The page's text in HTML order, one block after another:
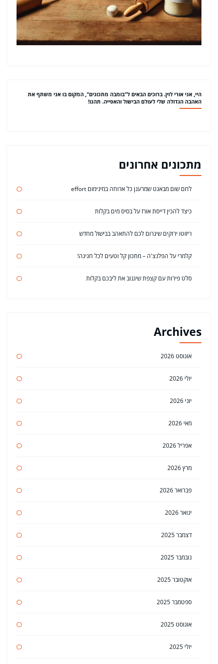
היי, אני אורי לוין. ברוכים הבאים ל"בומבה מתכונים", המקום בו אני משתף את
האהבה הגדולה שלי לעולם הבישול והאפייה. תהנו!
מתכונים אחרונים
לחם שום מבאגט שמרענן כל ארוחה במינימום effort
כיצד להכין דייסת אורז על בסיס מים בקלות
ריזוטו ירוקים שיגרום לכם להתאהב בבישול מחדש
קלמרי על הפלנצ'ה – מתכון קל וטעים לכל חגיגה!
סלט פירות עם קצפת שיגנוב את ליבכם בקלות
Archives
אוגוסט 2026
יולי 2026
יוני 2026
מאי 2026
אפריל 2026
מרץ 2026
פברואר 2026
ינואר 2026
דצמבר 2025
נובמבר 2025
אוקטובר 2025
ספטמבר 2025
אוגוסט 2025
יולי 2025